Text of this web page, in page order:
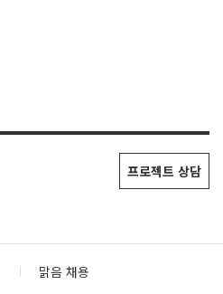
프로젝트 상담
맑음 채용